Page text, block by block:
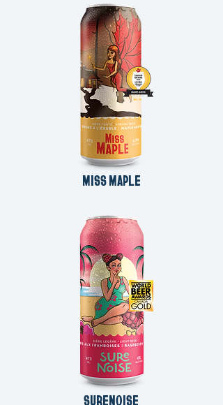
MISS MAPLE
SURENOISE